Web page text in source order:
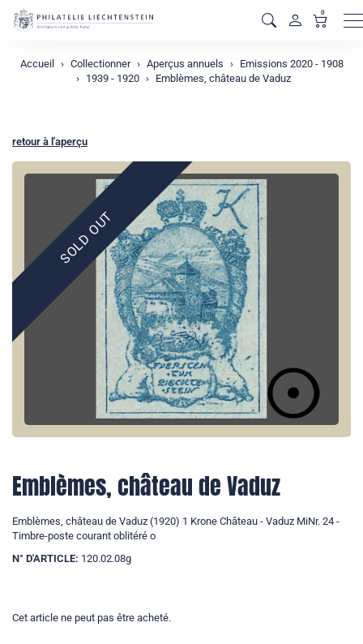
0
Accueil Collectionner Aperçus annuels
Emissions 2020 - 1908
1939 - 1920
Emblèmes, château de Vaduz
retour à l'aperçu
SOLD OUT
Emblèmes, château de Vaduz
Emblèmes, château de Vaduz (1920) 1 Krone Château - Vaduz MiNr. 24 -
Timbre-poste courant oblitéré o
N° D'ARTICLE: 120.02.08g
Cet article ne peut pas être acheté.